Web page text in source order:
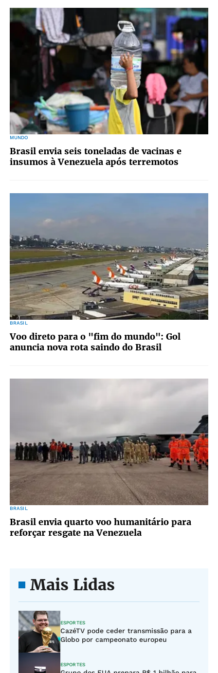
MUNDO
Brasil envia seis toneladas de vacinas e
insumos à Venezuela após terremotos
BRASIL
Voo direto para o "fim do mundo": Gol
anuncia nova rota saindo do Brasil
BRASIL
Brasil envia quarto voo humanitário para
reforçar resgate na Venezuela
Mais Lidas
ESPORTES
CazéTV pode ceder transmissão para a
Globo por campeonato europeu
ESPORTES